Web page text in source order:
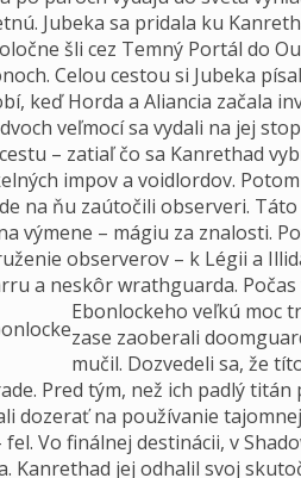
Jubeka sa pridala ku
šli cez Temný Portál do
Celou cestou si Jubeka
keď Horda a Aliancia začala
veľmocí sa vydali na jej
– zatiaľ čo sa Kanrethad
impov a voidlordov.
na ňu zaútočili observeri.
výmene – mágiu za znalosti.
observerov – k Légii a
a neskôr wrathguarda.
Ebonlockeho veľkú moc
zase zaoberali
mučil. Dozvedeli sa, že
Pred tým, než ich padlý
dozerať na používanie
Vo finálnej destinácii, v
Kanrethad jej odhalil svoj